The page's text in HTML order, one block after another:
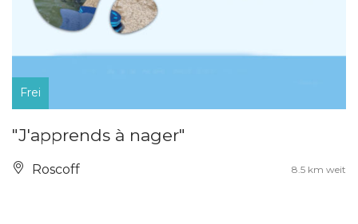
Frei
"J'apprends à nager"
Roscoff 8.5 km weit